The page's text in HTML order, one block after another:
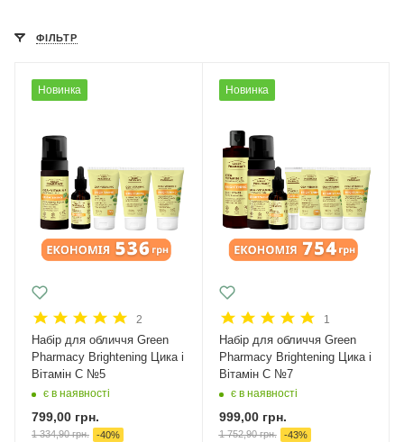
ФІЛЬТР
Новинка
2
Набір для обличчя Green
Рharmacy Brightening Цика і
Вітамін С №5
є в наявності
799,00 грн.
1 334,90грн. -40%
Новинка
1
Набір для обличчя Green
Рharmacy Brightening Цика і
Вітамін С №7
є в наявності
999,00грн.
1 752,90грн. -43%